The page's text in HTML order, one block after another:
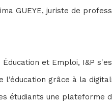
GUEYE, juriste de
et Emploi, I&P
l’éducation grâce à la
étudiants une plateforme